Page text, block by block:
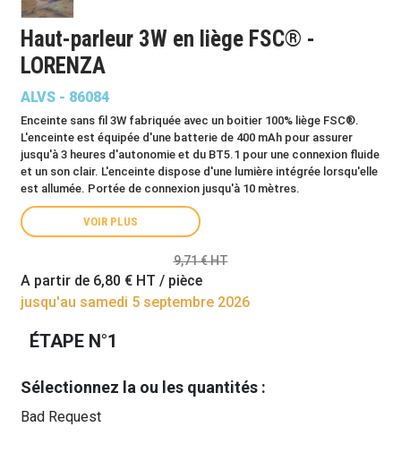
Haut-parleur 3W en liège FSC® -
LORENZA
ALVS - 86084
Enceinte sans fil 3W fabriquée avec un boitier 100% liège FSC®.
L'enceinte est équipée d'une batterie de 400 mAh pour assurer
jusqu'à 3 heures d'autonomie et du BT5.1 pour une connexion fluide
et un son clair. L'enceinte dispose d'une lumière intégrée lorsqu'elle
est allumée. Portée de connexion jusqu'à 10 mètres.
VOIR PLUS
9,71 € HT
A partir de 6,80 € HT / pièce
jusqu'au samedi 5 septembre 2026
ÉTAPE N°1
Sélectionnez la ou les quantités :
Bad Request